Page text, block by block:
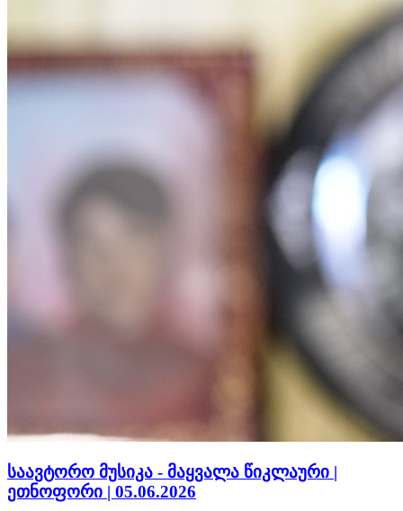
საავტორო მუსიკა - მაყვალა წიკლაური |
ეთნოფორი | 05.06.2026